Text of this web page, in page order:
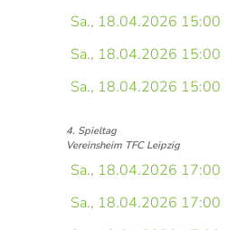
Sa., 18.04.2026 15:00
Sa., 18.04.2026 15:00
Sa., 18.04.2026 15:00
4. Spieltag
Vereinsheim TFC Leipzig
Sa., 18.04.2026 17:00
Sa., 18.04.2026 17:00